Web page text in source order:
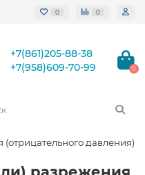
0 0
+7(861)205-88-38
+7(958)609-70-99
0
давления)